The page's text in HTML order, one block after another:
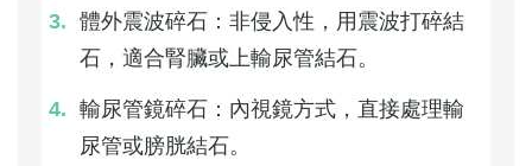
體外震波碎石：非侵入性，用震波打碎結
石，適合腎臟或上輸尿管結石。
輸尿管鏡碎石：內視鏡方式，直接處理輸
尿管或膀胱結石。